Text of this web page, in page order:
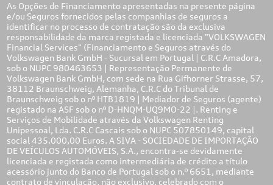
As Opções de Financiamento apresentadas na presente página
e/ou Seguros fornecidos pelas companhias de seguros a
identificar no processo de contratação são da exclusiva
responsabilidade da marca registada e licenciada "VOLKSWAGEN
Financial Services" (Financiamento e Seguros através do
Volkswagen Bank GmbH - Sucursal em Portugal | C.R.C Amadora,
sob o NUPC 980463653 | Representação Permanente de
Volkswagen Bank GmbH, com sede na Rua Gifhorner Strasse, 57,
38112 Braunschweig, Alemanha, C.R.C do Tribunal de
Braunschweig sob o nº HTB1819 | Mediador de Seguros (agente)
registado na ASF sob o nº D-HNQM-UQ9MO-22 |. Renting e
Serviços de Mobilidade através da Volkswagen Renting
Unipessoal, Lda. C.R.C Cascais sob o NUPC 507850149, capital
social 435.000,00 Euros. A SIVA - SOCIEDADE DE IMPORTAÇÃO
DE VEÍCULOS AUTOMÓVEIS, S.A., encontra-se devidamente
licenciada e registada como intermediária de crédito a título
acessório junto do Banco de Portugal sob o n.º 6651, mediante
contrato de vinculação, não exclusivo, celebrado com o